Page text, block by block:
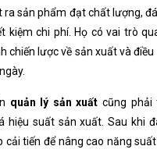
ra sản phẩm đạt chất lượng,
kiệm chi phí. Họ có vai trò
chiến lược về sản xuất và
quản lý sản xuất cũng phải
hiệu suất sản xuất. Sau khi
cải tiến để nâng cao năng